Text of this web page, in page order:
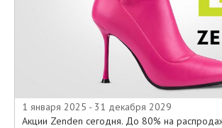
1 января 2025 - 31 декабря 2029
Акции Zenden сегодня. До 80% на